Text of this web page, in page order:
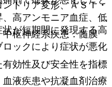
ドリア変形、ＡＳＴ・
高アンモニア血症、低
が短期間に発現する高
効性及び安全性を指標
枢神経系疾患：髄膜
ックにより症状が悪化
液疾患や抗凝血剤治療